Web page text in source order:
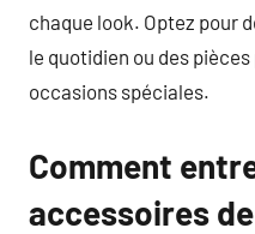
chaque look. Optez pour
le quotidien ou des
occasions spéciales.
Comment
accessoires